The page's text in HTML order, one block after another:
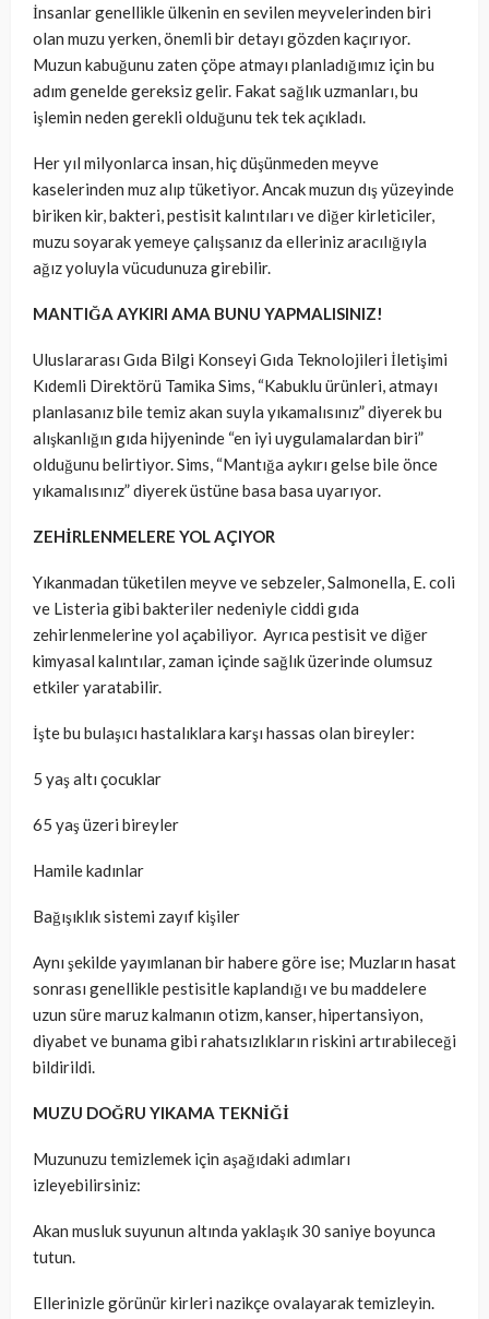
İnsanlar genellikle ülkenin en sevilen meyvelerinden biri
olan muzu yerken, önemli bir detayı gözden kaçırıyor.
Muzun kabuğunu zaten çöpe atmayı planladığımız için bu
adım genelde gereksiz gelir. Fakat sağlık uzmanları, bu
işlemin neden gerekli olduğunu tek tek açıkladı.
Her yıl milyonlarca insan, hiç düşünmeden meyve
kaselerinden muz alıp tüketiyor. Ancak muzun dış yüzeyinde
biriken kir, bakteri, pestisit kalıntıları ve diğer kirleticiler,
muzu soyarak yemeye çalışsanız da elleriniz aracılığıyla
ağız yoluyla vücudunuza girebilir.
MANTIĞA AYKIRI AMA BUNU YAPMALISINIZ!
Uluslararası Gıda Bilgi Konseyi Gıda Teknolojileri İletişimi
Kıdemli Direktörü Tamika Sims, “Kabuklu ürünleri, atmayı
planlasanız bile temiz akan suyla yıkamalısınız” diyerek bu
alışkanlığın gıda hijyeninde “en iyi uygulamalardan biri”
olduğunu belirtiyor. Sims, “Mantığa aykırı gelse bile önce
yıkamalısınız” diyerek üstüne basa basa uyarıyor.
ZEHİRLENMELERE YOL AÇIYOR
Yıkanmadan tüketilen meyve ve sebzeler, Salmonella, E. coli
ve Listeria gibi bakteriler nedeniyle ciddi gıda
zehirlenmelerine yol açabiliyor. Ayrıca pestisit ve diğer
kimyasal kalıntılar, zaman içinde sağlık üzerinde olumsuz
etkiler yaratabilir.
İşte bu bulaşıcı hastalıklara karşı hassas olan bireyler:
5 yaş altı çocuklar
65 yaş üzeri bireyler
Hamile kadınlar
Bağışıklık sistemi zayıf kişiler
Aynı şekilde yayımlanan bir habere göre ise; Muzların hasat
sonrası genellikle pestisitle kaplandığı ve bu maddelere
uzun süre maruz kalmanın otizm, kanser, hipertansiyon,
diyabet ve bunama gibi rahatsızlıkların riskini artırabileceği
bildirildi.
MUZU DOĞRU YIKAMA TEKNİĞİ
Muzunuzu temizlemek için aşağıdaki adımları
izleyebilirsiniz:
Akan musluk suyunun altında yaklaşık 30 saniye boyunca
tutun.
Ellerinizle görünür kirleri nazikçe ovalayarak temizleyin.